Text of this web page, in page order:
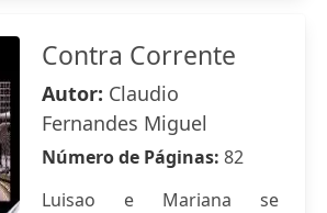
Contra Corrente
Autor: Claudio
Fernandes Miguel
Número de Páginas: 82
Luisao e Mariana se